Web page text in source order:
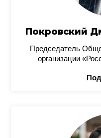
Покровский
Председатель
организации